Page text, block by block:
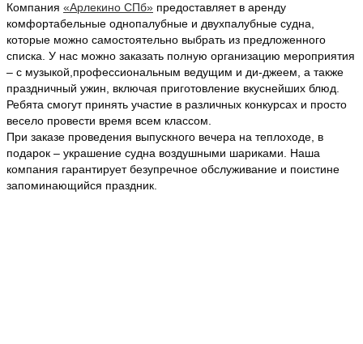
Компания «Арлекино СПб» предоставляет в аренду
комфортабельные однопалубные и двухпалубные судна,
которые можно самостоятельно выбрать из предложенного
списка. У нас можно заказать полную организацию мероприятия
– с музыкой,профессиональным ведущим и ди-джеем, а также
праздничный ужин, включая приготовление вкуснейших блюд.
Ребята смогут принять участие в различных конкурсах и просто
весело провести время всем классом.
При заказе проведения выпускного вечера на теплоходе, в
подарок – украшение судна воздушными шариками. Наша
компания гарантирует безупречное обслуживание и поистине
запоминающийся праздник.